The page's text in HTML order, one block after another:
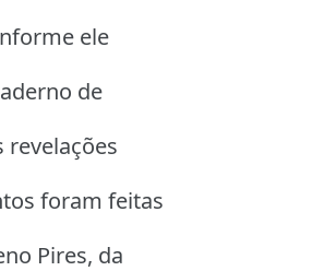
ele
de
revelações
foram feitas
Pires, da